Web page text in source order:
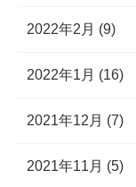
2022年2月 (9)
2022年1月 (16)
2021年12月 (7)
2021年11月 (5)